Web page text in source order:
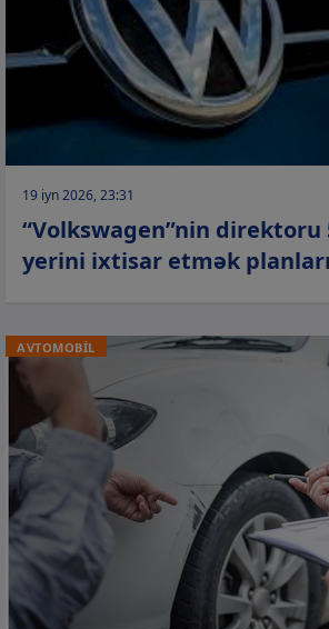
19 iyn 2026, 23:31
“Volkswagen”nin direktoru
yerini ixtisar etmək
AVTOMOBİL